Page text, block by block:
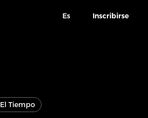
Es Inscribirse
El Tiempo